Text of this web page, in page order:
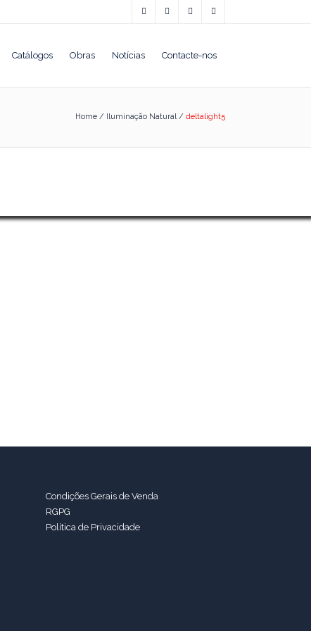
Catálogos Obras Notícias Contacte-nos
Home / Iluminação Natural/ deltalight5
Condições Gerais de Venda
RGPG
Política de Privacidade